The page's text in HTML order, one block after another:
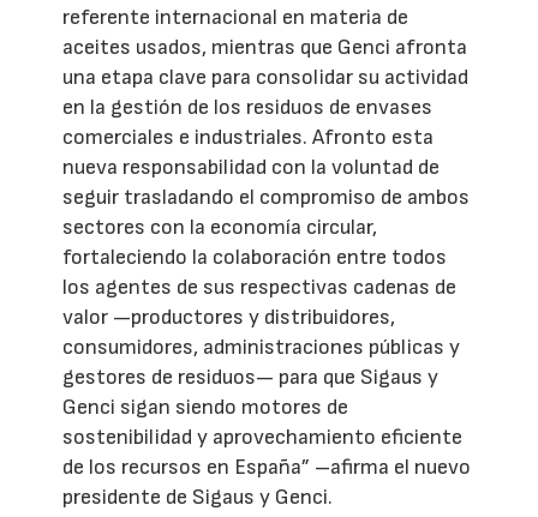
referente internacional en materia de
aceites usados, mientras que Genci afronta
una etapa clave para consolidar su actividad
en la gestión de los residuos de envases
comerciales e industriales. Afronto esta
nueva responsabilidad con la voluntad de
seguir trasladando el compromiso de ambos
sectores con la economía circular,
fortaleciendo la colaboración entre todos
los agentes de sus respectivas cadenas de
valor —productores y distribuidores,
consumidores, administraciones públicas y
gestores de residuos— para que Sigaus y
Genci sigan siendo motores de
sostenibilidad y aprovechamiento eficiente
de los recursos en España” –afirma el nuevo
presidente de Sigaus y Genci.